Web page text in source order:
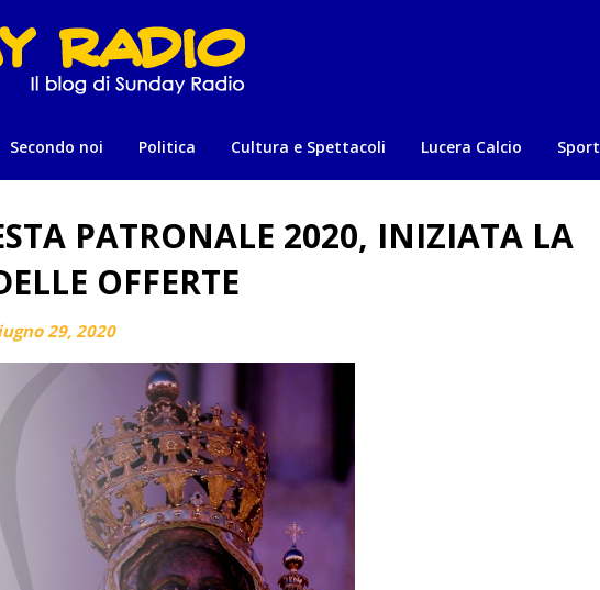
Secondo noi Politica Cultura e Spettacoli Lucera Calcio Sport
PATRONALE 2020, INIZIATA LA
OFFERTE
29, 2020